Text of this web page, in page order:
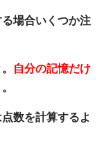
場合いくつか注
自分の記憶だけ
数を計算するよ